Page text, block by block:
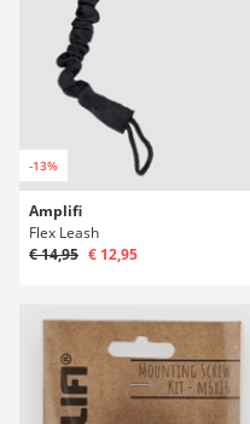
-13%
Amplifi
Flex Leash
€ 14,95 € 12,95